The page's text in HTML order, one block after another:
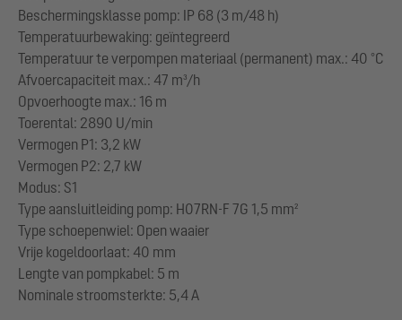
Beschermingsklasse pomp: IP 68 (3 m/48 h)
Temperatuurbewaking: geïntegreerd
Temperatuur te verpompen materiaal (permanent) max.: 40 °C
Afvoercapaciteit max.: 47 m³/h
Opvoerhoogte max.: 16 m
Toerental: 2890 U/min
Vermogen P1: 3,2 kW
Vermogen P2: 2,7 kW
Modus: S1
Type aansluitleiding pomp: H07RN-F 7G 1,5 mm²
Type schoepenwiel: Open waaier
Vrije kogeldoorlaat: 40 mm
Lengte van pompkabel: 5 m
Nominale stroomsterkte: 5,4 A